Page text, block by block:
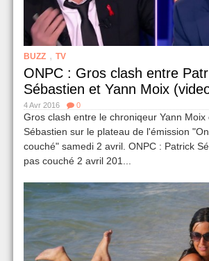
BUZZ , TV
ONPC : Gros clash entre
Sébastien et Yann Moix
4 Avr 2016 0
Gros clash entre le chroniqeur Yann Moix
Sébastien sur le plateau de l'émission
couché" samedi 2 avril. ONPC : Patrick
pas couché 2 avril 201...